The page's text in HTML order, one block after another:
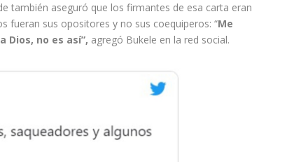
también aseguró que los firmantes de esa carta eran
fueran sus opositores y no sus coequiperos: “Me
Dios, no es así”, agregó Bukele en la red social.